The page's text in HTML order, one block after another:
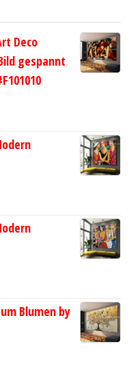
Deco
gespannt
Blumen by